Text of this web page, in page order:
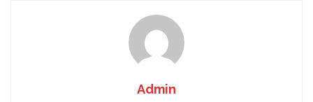
Admin